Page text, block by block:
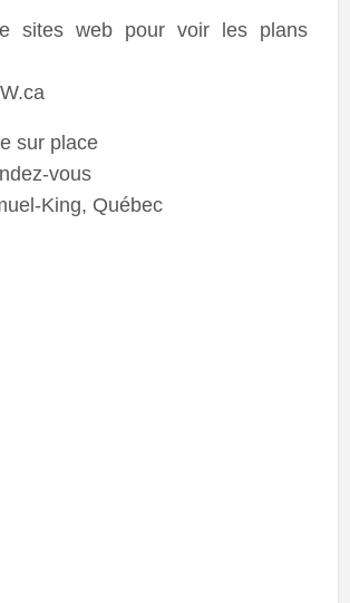
sites web pour voir les plans
sur place
vous
King, Québec